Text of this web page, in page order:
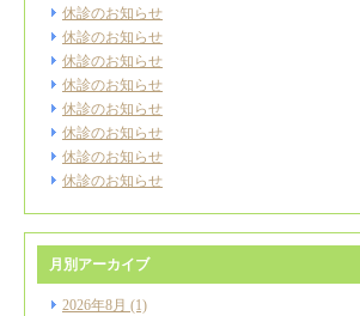
休診のお知らせ
休診のお知らせ
休診のお知らせ
休診のお知らせ
休診のお知らせ
休診のお知らせ
休診のお知らせ
休診のお知らせ
月別アーカイブ
2026年8月 (1)